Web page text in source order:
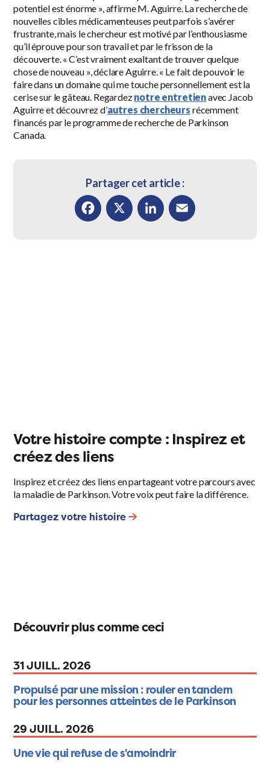
potentiel est énorme », affirme M. Aguirre. La recherche de
nouvelles cibles médicamenteuses peut parfois s’avérer
frustrante, mais le chercheur est motivé par l’enthousiasme
qu’il éprouve pour son travail et par le frisson de la
découverte. « C’est vraiment exaltant de trouver quelque
chose de nouveau », déclare Aguirre. « Le fait de pouvoir le
faire dans un domaine qui me touche personnellement est la
cerise sur le gâteau. Regardeznotre entretienavec Jacob
Aguirre et découvrez d’autres chercheurs récemment
financés par le programme de recherche de Parkinson
Canada.
Partager cet article :
Votre histoire compte : Inspirez et
créez des liens
Inspirez et créez des liens en partageant votre parcours avec
la maladie de Parkinson. Votre voix peut faire la différence.
Partagez votre histoire
Découvrir plus comme ceci
31 JUILL. 2026
Propulsé par une mission : rouler en tandem
pour les personnes atteintes de le Parkinson
29 JUILL. 2026
Une vie qui refuse de s'amoindrir